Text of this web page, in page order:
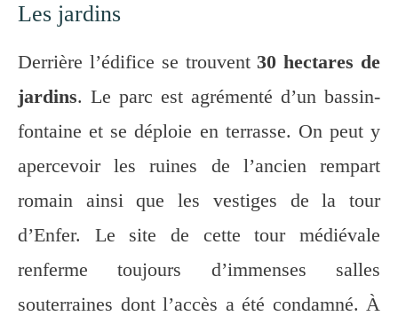
Les jardins
Derrière l’édifice se trouvent30 hectares de
jardins. Le parc est agrémenté d’un bassin-
fontaine et se déploie en terrasse. On peut y
apercevoir les ruines de l’ancien rempart
romain ainsi que les vestiges de la tour
d’Enfer. Le site de cette tour médiévale
renferme toujours d’immenses salles
souterraines dont l’accès a été condamné. À